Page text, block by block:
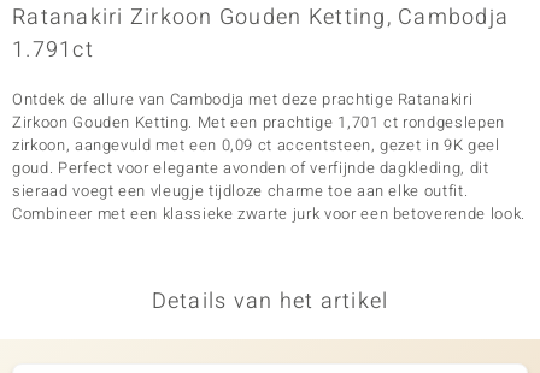
Ratanakiri Zirkoon Gouden Ketting, Cambodja
1.791ct
Ontdek de allure van Cambodja met deze prachtige Ratanakiri
Zirkoon Gouden Ketting. Met een prachtige 1,701 ct rondgeslepen
zirkoon, aangevuld met een 0,09 ct accentsteen, gezet in 9K geel
goud. Perfect voor elegante avonden of verfijnde dagkleding, dit
sieraad voegt een vleugje tijdloze charme toe aan elke outfit.
Combineer met een klassieke zwarte jurk voor een betoverende look.
Details van het artikel